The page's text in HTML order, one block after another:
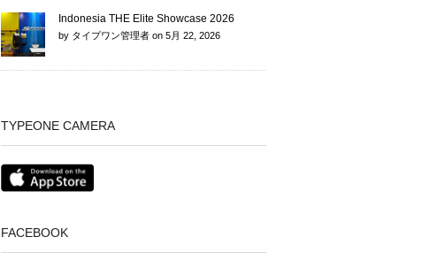
Indonesia THE Elite Showcase 2026
by タイプワン管理者 on 5月 22, 2026
TYPEONE CAMERA
FACEBOOK